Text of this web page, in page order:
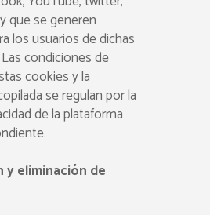
que se generen
los usuarios de dichas
condiciones de
cookies y la
se regulan por la
de la plataforma
y eliminación de